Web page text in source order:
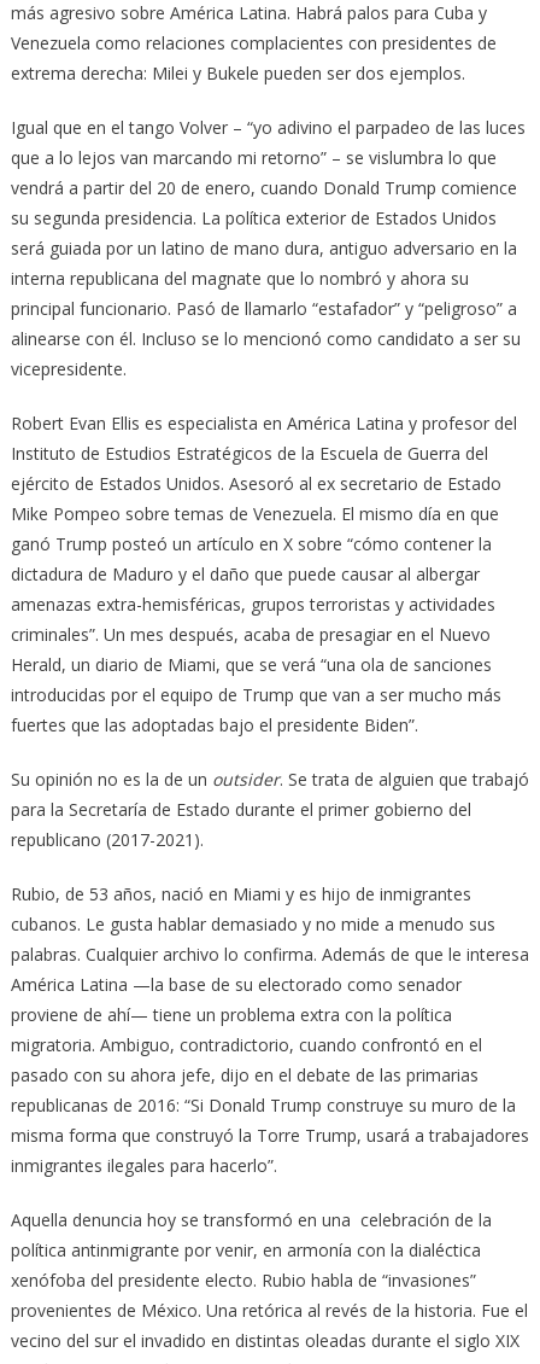
más agresivo sobre América Latina. Habrá palos para Cuba y
Venezuela como relaciones complacientes con presidentes de
extrema derecha: Milei y Bukele pueden ser dos ejemplos.
Igual que en el tango Volver – “yo adivino el parpadeo de las luces
que a lo lejos van marcando mi retorno” – se vislumbra lo que
vendrá a partir del 20 de enero, cuando Donald Trump comience
su segunda presidencia. La política exterior de Estados Unidos
será guiada por un latino de mano dura, antiguo adversario en la
interna republicana del magnate que lo nombró y ahora su
principal funcionario. Pasó de llamarlo “estafador” y “peligroso” a
alinearse con él. Incluso se lo mencionó como candidato a ser su
vicepresidente.
Robert Evan Ellis es especialista en América Latina y profesor del
Instituto de Estudios Estratégicos de la Escuela de Guerra del
ejército de Estados Unidos. Asesoró al ex secretario de Estado
Mike Pompeo sobre temas de Venezuela. El mismo día en que
ganó Trump posteó un artículo en X sobre “cómo contener la
dictadura de Maduro y el daño que puede causar al albergar
amenazas extra-hemisféricas, grupos terroristas y actividades
criminales”. Un mes después, acaba de presagiar en el Nuevo
Herald, un diario de Miami, que se verá “una ola de sanciones
introducidas por el equipo de Trump que van a ser mucho más
fuertes que las adoptadas bajo el presidente Biden”.
Su opinión no es la de un outsider. Se trata de alguien que trabajó
para la Secretaría de Estado durante el primer gobierno del
republicano (2017-2021).
Rubio, de 53 años, nació en Miami y es hijo de inmigrantes
cubanos. Le gusta hablar demasiado y no mide a menudo sus
palabras. Cualquier archivo lo confirma. Además de que le interesa
América Latina —la base de su electorado como senador
proviene de ahí— tiene un problema extra con la política
migratoria. Ambiguo, contradictorio, cuando confrontó en el
pasado con su ahora jefe, dijo en el debate de las primarias
republicanas de 2016: “Si Donald Trump construye su muro de la
misma forma que construyó la Torre Trump, usará a trabajadores
inmigrantes ilegales para hacerlo”.
Aquella denuncia hoy se transformó en una celebración de la
política antinmigrante por venir, en armonía con la dialéctica
xenófoba del presidente electo. Rubio habla de “invasiones”
provenientes de México. Una retórica al revés de la historia. Fue el
vecino del sur el invadido en distintas oleadas durante el siglo XIX